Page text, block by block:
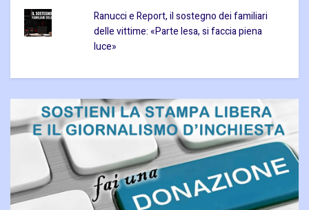
Ranucci e Report, il sostegno dei familiari
delle vittime: «Parte lesa, si faccia piena
luce»